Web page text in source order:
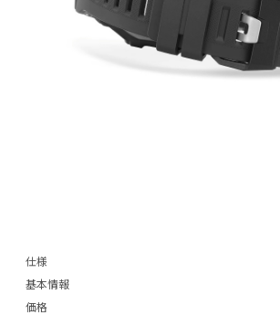
仕様
基本情報
価格